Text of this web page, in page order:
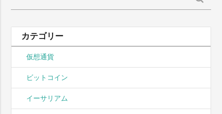
索:
カテゴリー
仮想通貨
ビットコイン
イーサリアム